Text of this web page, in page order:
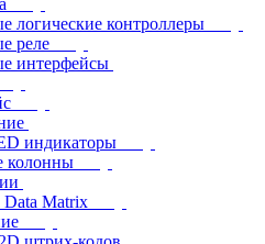
логические контроллеры
реле
интерфейсы
индикаторы
колонны
Matrix